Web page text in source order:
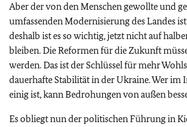
Aber der von den Menschen gewollte und
umfassenden Modernisierung des Landes
deshalb ist es so wichtig, jetzt nicht auf
bleiben. Die Reformen für die Zukunft
werden. Das ist der Schlüssel für mehr
dauerhafte Stabilität in der Ukraine. Wer im
einig ist, kann Bedrohungen von außen
Es obliegt nun der politischen Führung in